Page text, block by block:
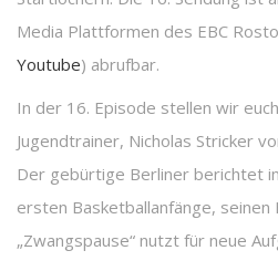
Media Plattformen des EBC
Youtube) abrufbar.
In der 16. Episode stellen wir
Jugendtrainer, Nicholas Stricker
Der gebürtige Berliner berichtet
ersten Basketballanfänge, seinen
„Zwangspause“ nutzt für neue